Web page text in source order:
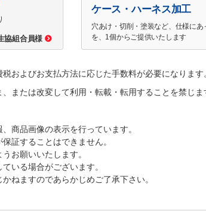
協組合員様
ケース・ハーネス加工
穴あけ・切削・塗装など、仕様に
を、1個からご提供いたします
およびお支払方法に応じた手数料が必要になります
または改変して利用・転載・転用することを禁じま
商品画像の表示を行っています。
証することはできません。
お願いいたします。
いる場合がございます。
ねますのであらかじめご了承下さい。